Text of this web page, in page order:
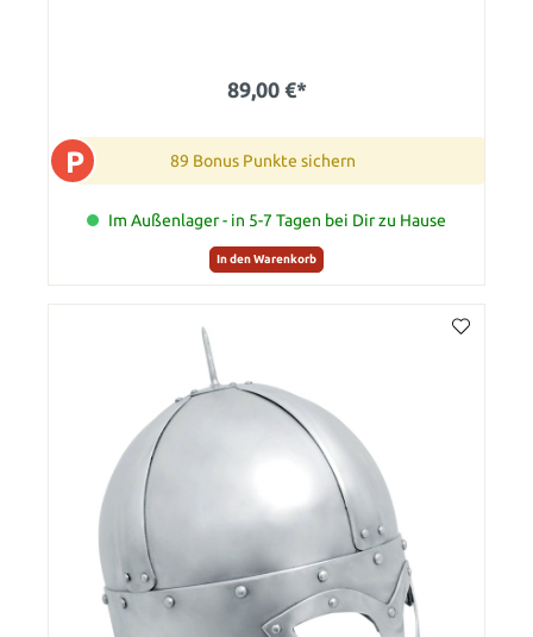
89,00 €*
P 89 Bonus Punkte sichern
Im Außenlager - in 5-7 Tagen bei Dir zu Hause
In den Warenkorb